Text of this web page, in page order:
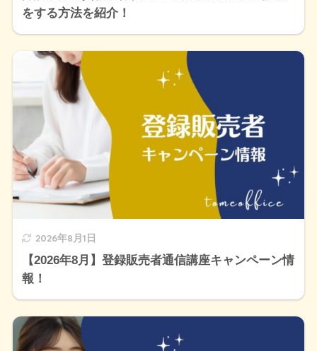
をする方法を紹介！
2026年8月1日
【2026年8月】登録販売者通信講座キャンペーン情
報！